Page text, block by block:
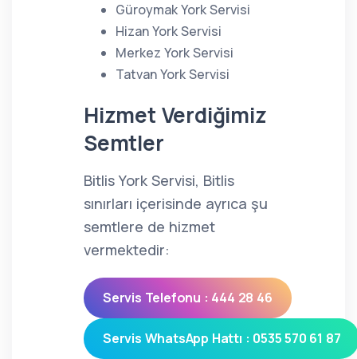
Güroymak York Servisi
Hizan York Servisi
Merkez York Servisi
Tatvan York Servisi
Hizmet Verdiğimiz
Semtler
Bitlis York Servisi, Bitlis
sınırları içerisinde ayrıca şu
semtlere de hizmet
vermektedir:
Servis Telefonu : 444 28 46
Servis WhatsApp Hattı : 0535 570 61 87